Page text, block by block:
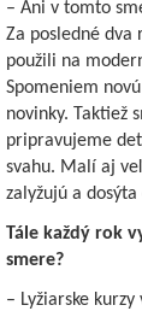
– Ani v tomto
Za posledné dva
použili na
Spomeniem
novinky. Taktiež
pripravujeme
svahu. Malí aj
zalyžujú a
Tále každý rok
smere?
– Lyžiarske